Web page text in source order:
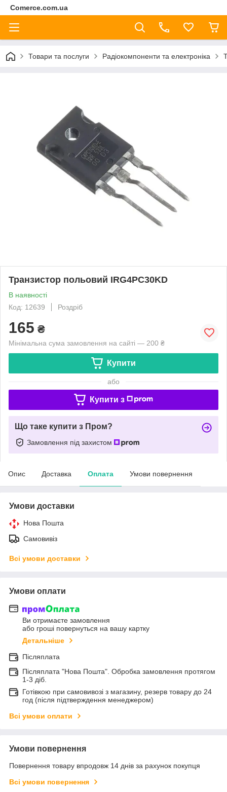
Comerce.com.ua
Товари та послуги Радіокомпоненти та електроніка
Транзистор польовий IRG4PC30KD
В наявності
Код: 12639
Роздріб
165 ₴
Мінімальна сума замовлення на сайті — 200 ₴
Купити
або
Купити з
Що таке купити з Пром?
Замовлення під захистом
Опис Доставка Оплата Умови повернення
Умови доставки
Нова Пошта
Самовивіз
Всі умови доставки
Умови оплати
Ви отримаєте замовлення
або гроші повернуться на вашу картку
Детальніше
Післяплата
Післяплата "Нова Пошта". Обробка замовлення протягом
1-3 діб.
Готівкою при самовивозі з магазину, резерв товару до 24
год (після підтверждення менеджером)
Всі умови оплати
Умови повернення
Повернення товару впродовж 14 днів за рахунок покупця
Всі умови повернення